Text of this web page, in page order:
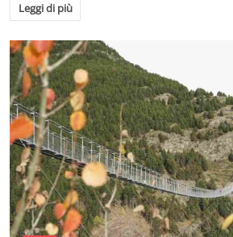
Leggi di più